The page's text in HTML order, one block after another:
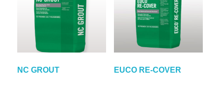
NC GROUT EUCO RE-COVER